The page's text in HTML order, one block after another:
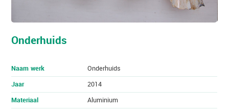
Onderhuids
Naam werk
Onderhuids
Jaar
2014
Materiaal
Aluminium